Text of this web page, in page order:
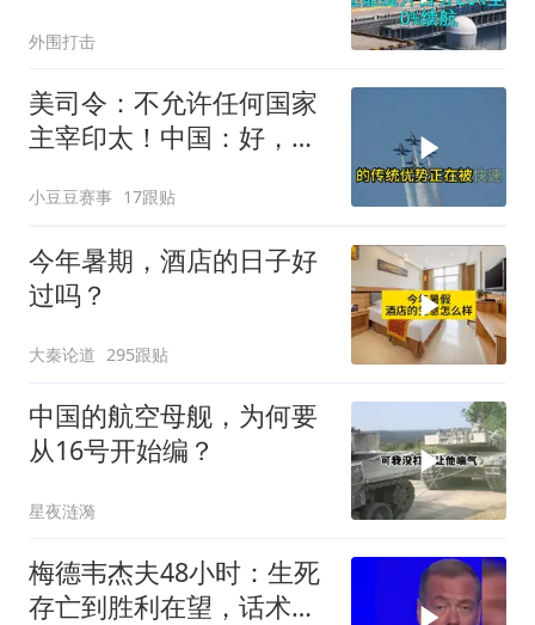
外围打击
美司令：不允许任何国家
主宰印太！中国：好，轰
小豆豆赛事 17跟贴
今年暑期，酒店的日子好
过吗？
大秦论道 295跟贴
中国的航空母舰，为何要
从16号开始编？
星夜涟漪
梅德韦杰夫48小时：生死
存亡到胜利在望，话术变